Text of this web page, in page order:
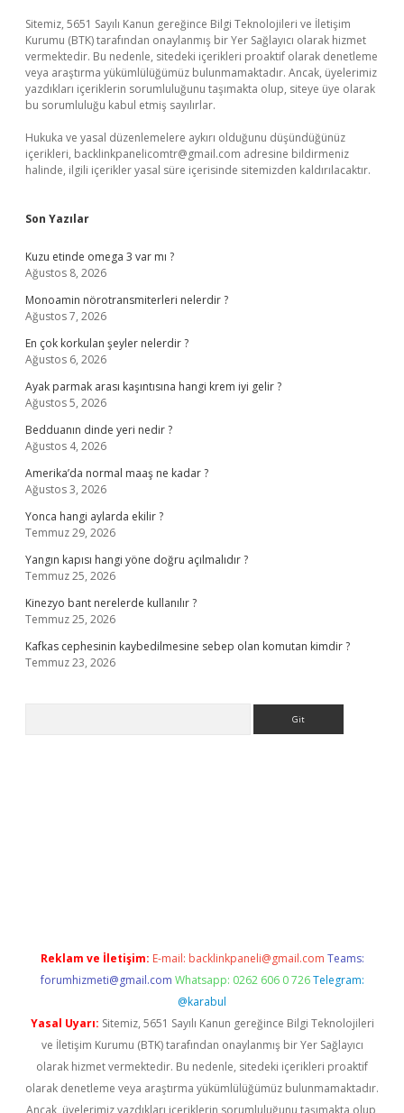
Sitemiz, 5651 Sayılı Kanun gereğince Bilgi Teknolojileri ve İletişim
Kurumu (BTK) tarafından onaylanmış bir Yer Sağlayıcı olarak hizmet
vermektedir. Bu nedenle, sitedeki içerikleri proaktif olarak denetleme
veya araştırma yükümlülüğümüz bulunmamaktadır. Ancak, üyelerimiz
yazdıkları içeriklerin sorumluluğunu taşımakta olup, siteye üye olarak
bu sorumluluğu kabul etmiş sayılırlar.
Hukuka ve yasal düzenlemelere aykırı olduğunu düşündüğünüz
içerikleri, backlinkpanelicomtr@gmail.com adresine bildirmeniz
halinde, ilgili içerikler yasal süre içerisinde sitemizden kaldırılacaktır.
Son Yazılar
Kuzu etinde omega 3 var mı ?
Ağustos 8, 2026
Monoamin nörotransmiterleri nelerdir ?
Ağustos 7, 2026
En çok korkulan şeyler nelerdir ?
Ağustos 6, 2026
Ayak parmak arası kaşıntısına hangi krem iyi gelir ?
Ağustos 5, 2026
Bedduanın dinde yeri nedir ?
Ağustos 4, 2026
Amerika’da normal maaş ne kadar ?
Ağustos 3, 2026
Yonca hangi aylarda ekilir ?
Temmuz 29, 2026
Yangın kapısı hangi yöne doğru açılmalıdır ?
Temmuz 25, 2026
Kinezyo bant nerelerde kullanılır ?
Temmuz 25, 2026
Kafkas cephesinin kaybedilmesine sebep olan komutan kimdir ?
Temmuz 23, 2026
Reklam ve İletişim: E-mail: backlinkpaneli@gmail.com Teams:
forumhizmeti@gmail.com Whatsapp: 0262 606 0 726 Telegram:
@karabul
Yasal Uyarı: Sitemiz, 5651 Sayılı Kanun gereğince Bilgi Teknolojileri
ve İletişim Kurumu (BTK) tarafından onaylanmış bir Yer Sağlayıcı
olarak hizmet vermektedir. Bu nedenle, sitedeki içerikleri proaktif
olarak denetleme veya araştırma yükümlülüğümüz bulunmamaktadır.
Ancak, üyelerimiz yazdıkları içeriklerin sorumluluğunu taşımakta olup,